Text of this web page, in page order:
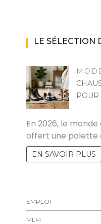
LE SÉLECTION
POUR
En 2026, le
offert une palette
EN SAVOIR PLUS
EMPLOI
MLM